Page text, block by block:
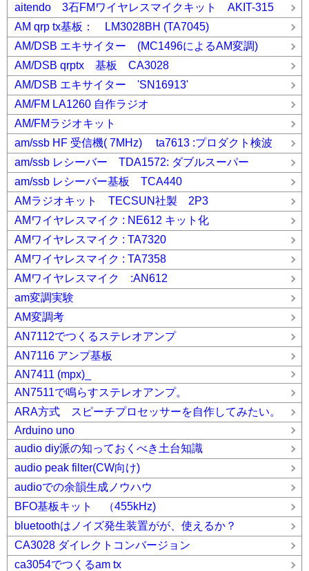
aitendo 3石FMワイヤレスマイクキット AKIT-315
AM qrp tx基板： LM3028BH (TA7045)
AM/DSB エキサイター (MC1496によるAM変調)
AM/DSB qrptx 基板 CA3028
AM/DSB エキサイター 'SN16913'
AM/FM LA1260 自作ラジオ
AM/FMラジオキット
am/ssb HF 受信機( 7MHz) ta7613 :プロダクト検波
am/ssb レシーバー TDA1572: ダブルスーパー
am/ssb レシーバー基板 TCA440
AMラジオキット TECSUN社製 2P3
AMワイヤレスマイク : NE612 キット化
AMワイヤレスマイク : TA7320
AMワイヤレスマイク : TA7358
AMワイヤレスマイク :AN612
am変調実験
AM変調考
AN7112でつくるステレオアンプ
AN7116 アンプ基板
AN7411 (mpx)_
AN7511で鳴らすステレオアンプ。
ARA方式 スピーチプロセッサーを自作してみたい。
Arduino uno
audio diy派の知っておくべき土台知識
audio peak filter(CW向け)
audioでの余韻生成ノウハウ
BFO基板キット （455kHz)
bluetoothはノイズ発生装置がが、使えるか？
CA3028 ダイレクトコンバージョン
ca3054でつくるam tx